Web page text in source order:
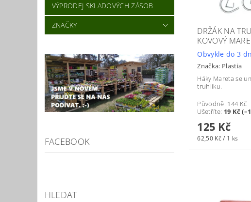
VÝPRODEJ SKLADOVÝCH ZÁSOB
ZNAČKY
FACEBOOK
HLEDAT
DRŽÁK NA
KOVOVÝ
Obvykle do 3
Značka: Plastia
Háky Mareta se
truhlíku.
Původně: 144 Kč
Ušetříte: 19 Kč
125 Kč
62,50 Kč / 1 ks